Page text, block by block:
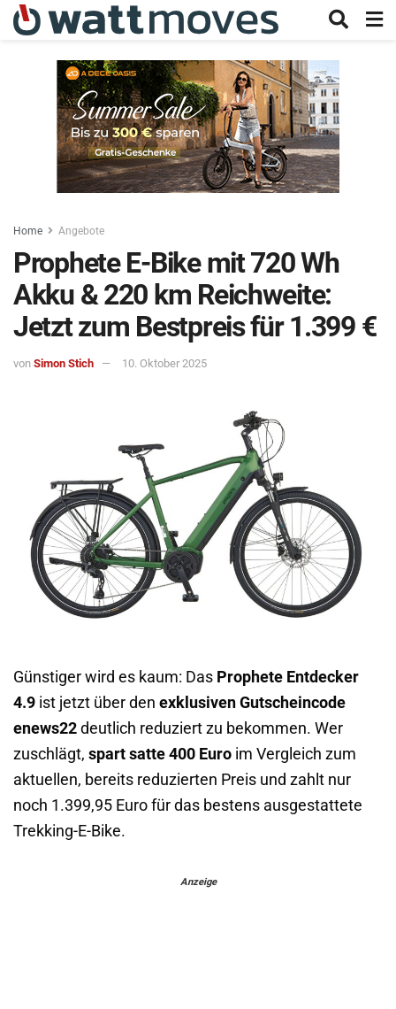
Home Angebote
Prophete E-Bike mit 720 Wh
Akku & 220 km Reichweite:
Jetzt zum Bestpreis für 1.399 €
von Simon Stich 10. Oktober 2025
Günstiger wird es kaum: Das Prophete Entdecker
4.9 ist jetzt über den exklusiven Gutscheincode
enews22 deutlich reduziert zu bekommen. Wer
zuschlägt, spart satte 400 Euro im Vergleich zum
aktuellen, bereits reduzierten Preis und zahlt nur
noch 1.399,95 Euro für das bestens ausgestattete
Trekking-E-Bike.
Anzeige